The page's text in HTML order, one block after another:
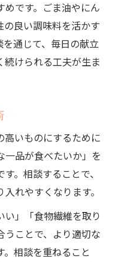
です。ごま油やにん
良い調味料を活かす
通じて、毎日の献立
けられる工夫が生ま
高いものにするために
品が食べたいか」を
。相談することで、
れやすくなります。
」「食物繊維を取り
うことで、より適切な
相談を重ねること